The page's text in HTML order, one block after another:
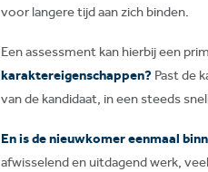
voor langere tijd aan zich binden.
Een assessment kan hierbij een
karaktereigenschappen? Past de
van de kandidaat, in een steeds
En is de nieuwkomer eenmaal
afwisselend en uitdagend werk,